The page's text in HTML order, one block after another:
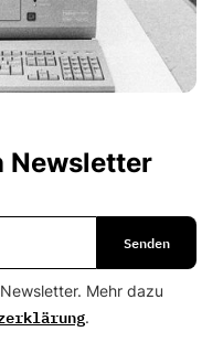
Newsletter
Mehr dazu
.